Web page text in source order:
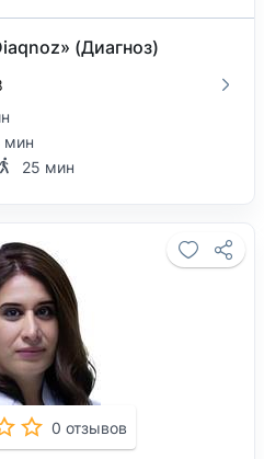
(Диагноз)
мин
25 мин
0 отзывов